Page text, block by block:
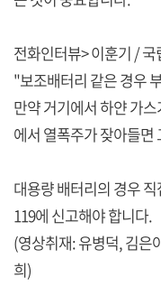
전화인터뷰> 이훈기 /
"보조배터리 같은 경우
만약 거기에서 하얀 가
에서 열폭주가 잦아들
대용량 배터리의 경우
119에 신고해야 합니다.
(영상취재: 유병덕, 김은
희)